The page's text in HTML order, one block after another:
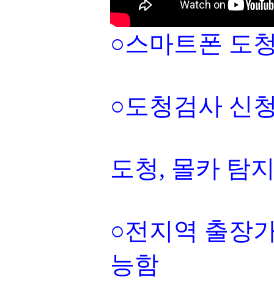
○스마트폰 도
○도청검사 신
도청, 몰카 탐
○전지역 출장
능함